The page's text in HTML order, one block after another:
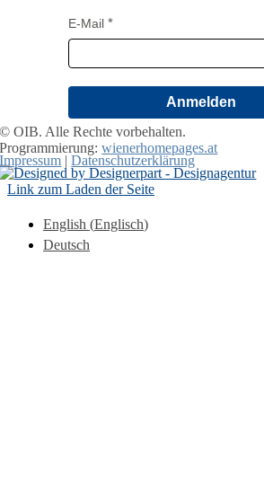
E-Mail
Anmelden
© OIB. Alle Rechte vorbehalten.
Programmierung:wienerhomepages.at
Impressum |Datenschutzerklärung
Link zum Laden der Seite
English (Englisch)
Deutsch